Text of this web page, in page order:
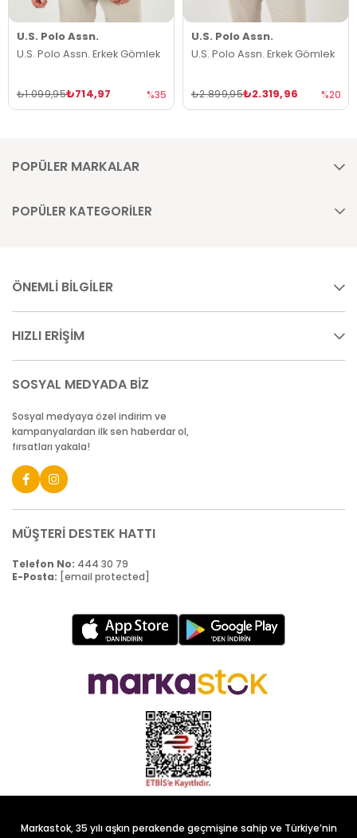
U.S. Polo Assn.
U.S. Polo Assn. Erkek Gömlek
₺714,97
₺1.099,95 %35
U.S. Polo Assn.
U.S. Polo Assn. Erkek Gömlek
₺2.319,96
₺2.899,95 %20
POPÜLER MARKALAR
POPÜLER KATEGORİLER
ÖNEMLİ BİLGİLER
HIZLI ERİŞİM
SOSYAL MEDYADA BİZ
Sosyal medyaya özel indirim ve
kampanyalardan ilk sen haberdar ol,
fırsatları yakala!
MÜŞTERİ DESTEK HATTI
Telefon No: 444 30 79
E-Posta: [email protected]
Markastok, 35 yılı aşkın perakende geçmişine sahip ve Türkiye’nin